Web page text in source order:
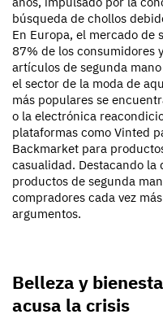
búsqueda de chollos
En Europa, el mercado de
87% de los consumidores
artículos de segunda
el sector de la moda de
más populares se
o la electrónica
plataformas como Vinted
Backmarket para
casualidad. Destacando
productos de segunda
compradores cada vez
argumentos.
Belleza y
acusa la crisis